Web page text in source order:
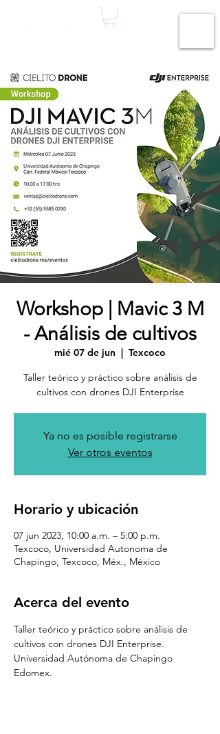
Workshop | Mavic 3 M
- Análisis de cultivos
mié 07 de jun
  |
Texcoco
Taller teórico y práctico sobre análisis de
cultivos con drones DJI Enterprise
Ya no es posible registrarse
Ver otros eventos
Horario y ubicación
07 jun 2023, 10:00 a.m. – 5:00 p.m.
Texcoco, Universidad Autonoma de
Chapingo, Texcoco, Méx., México
Acerca del evento
Taller teórico y práctico sobre análisis de
cultivos con drones DJI Enterprise.
Universidad Autónoma de Chapingo
Edomex.
👋 ¡Bienvenido!
¿Cómo podemos
"Contáctanos"
Tap to chat